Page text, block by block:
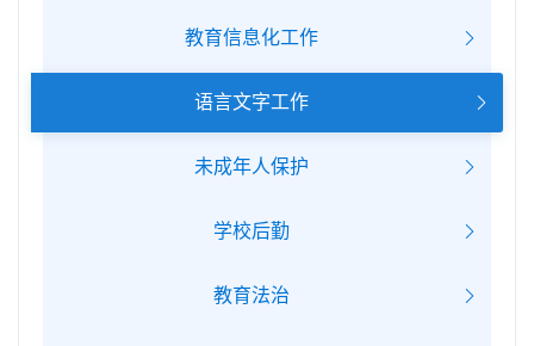
教育信息化工作
语言文字工作
未成年人保护
学校后勤
教育法治